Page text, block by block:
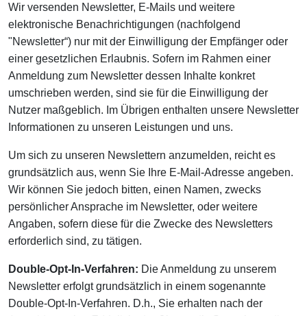
Wir versenden Newsletter, E-Mails und weitere
elektronische Benachrichtigungen (nachfolgend
"Newsletter“) nur mit der Einwilligung der Empfänger oder
einer gesetzlichen Erlaubnis. Sofern im Rahmen einer
Anmeldung zum Newsletter dessen Inhalte konkret
umschrieben werden, sind sie für die Einwilligung der
Nutzer maßgeblich. Im Übrigen enthalten unsere Newsletter
Informationen zu unseren Leistungen und uns.
Um sich zu unseren Newslettern anzumelden, reicht es
grundsätzlich aus, wenn Sie Ihre E-Mail-Adresse angeben.
Wir können Sie jedoch bitten, einen Namen, zwecks
persönlicher Ansprache im Newsletter, oder weitere
Angaben, sofern diese für die Zwecke des Newsletters
erforderlich sind, zu tätigen.
Double-Opt-In-Verfahren: Die Anmeldung zu unserem
Newsletter erfolgt grundsätzlich in einem sogenannte
Double-Opt-In-Verfahren. D.h., Sie erhalten nach der